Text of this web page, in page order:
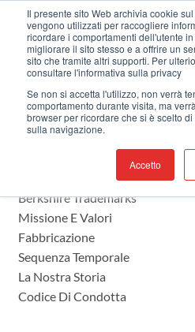
Il presente sito Web archivia cookie
vengono utilizzati per raccogliere
ricordare i comportamenti dell'utente
migliorare il sito stesso e a offrire un
sito che tramite altri supporti. Per
consultare l'informativa sulla privacy
Se non si accetta l'utilizzo, non verrà
comportamento durante visita, ma
browser per ricordare che si è scelto
sulla navigazione.
Accetto
contenuti
Benvenuti nel nostro
CHI SIAMO
GARANZIA DI QUALITÀ
Berkshire Trademarks
Missione E Valori
Fabbricazione
Sequenza Temporale
La Nostra Storia
Codice Di Condotta